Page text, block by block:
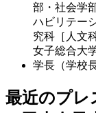
部・社会学
ハビリテー
究科［人文
女子総合大学
学長（学校長
最近のプレ